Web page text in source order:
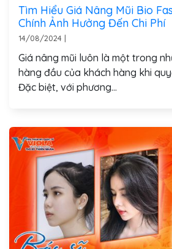
Tìm Hiểu Giá Nâng Mũi Bio
Chính Ảnh Hưởng Đến Chi Phí
14/08/2024 |
Giá nâng mũi luôn là một trong
hàng đầu của khách hàng khi
Đặc biệt, với phương...